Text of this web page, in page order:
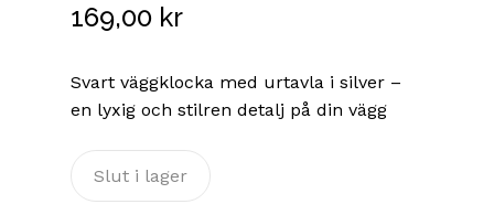
169,00 kr
Svart väggklocka med urtavla i silver –
en lyxig och stilren detalj på din vägg
Slut i lager